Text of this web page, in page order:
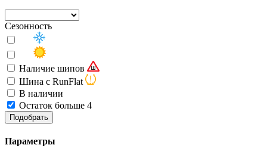
Сезонность
Наличие шипов
Шина с RunFlat
В наличии
Остаток больше 4
Подобрать
Параметры